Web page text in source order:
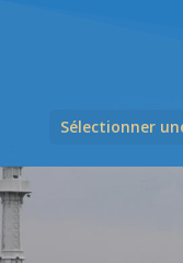
Sélectionner